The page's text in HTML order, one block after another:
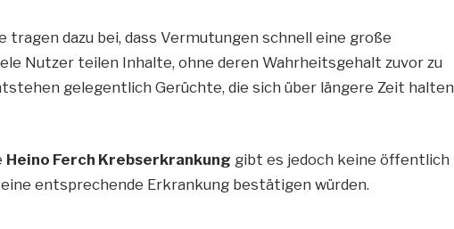
tragen dazu bei, dass Vermutungen schnell eine große
Nutzer teilen Inhalte, ohne deren Wahrheitsgehalt zuvor zu
gelegentlich Gerüchte, die sich über längere Zeit halten
Heino Ferch Krebserkrankung gibt es jedoch keine öffentlich
entsprechende Erkrankung bestätigen würden.